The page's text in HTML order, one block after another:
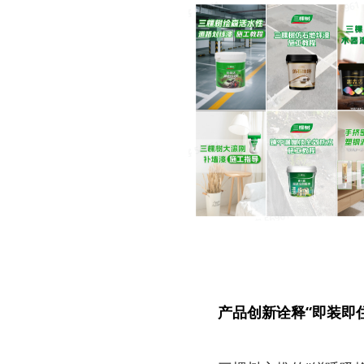
产品创新诠释“即装即